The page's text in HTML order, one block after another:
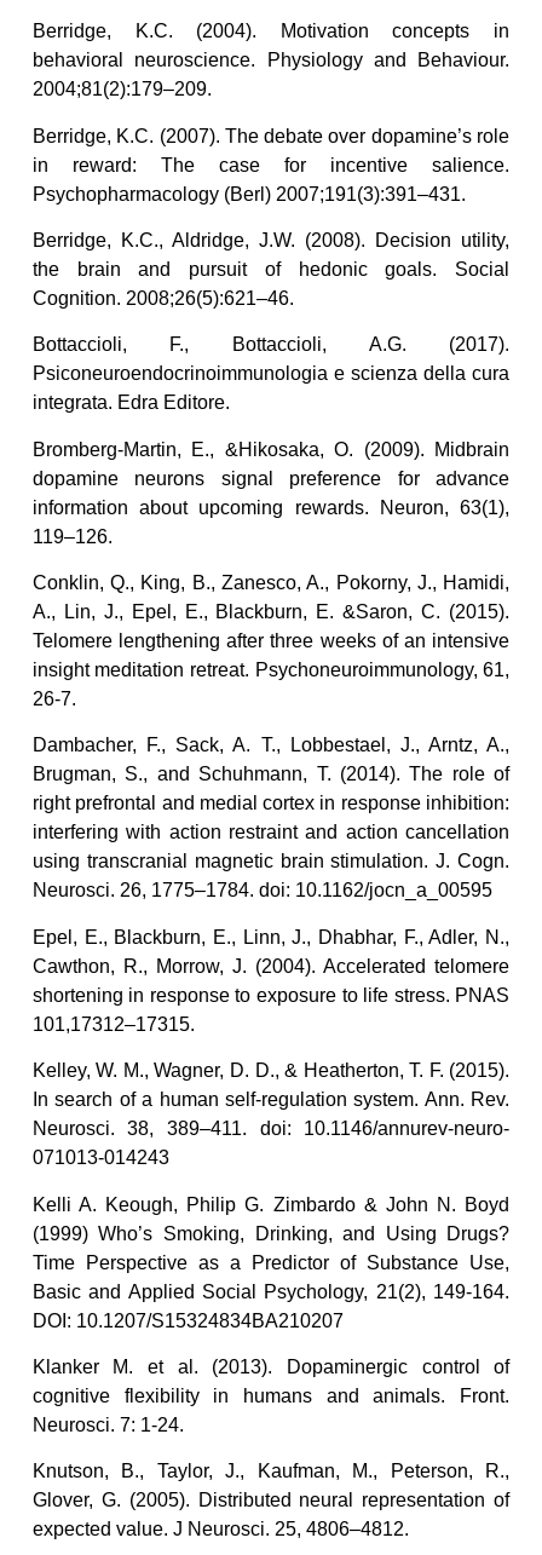
Berridge, K.C. (2004). Motivation concepts in
behavioral neuroscience. Physiology and Behaviour.
2004;81(2):179–209.
Berridge, K.C. (2007). The debate over dopamine’s role
in reward: The case for incentive salience.
Psychopharmacology (Berl) 2007;191(3):391–431.
Berridge, K.C., Aldridge, J.W. (2008). Decision utility,
the brain and pursuit of hedonic goals. Social
Cognition. 2008;26(5):621–46.
Bottaccioli, F., Bottaccioli, A.G. (2017).
Psiconeuroendocrinoimmunologia e scienza della cura
integrata. Edra Editore.
Bromberg-Martin, E., &Hikosaka, O. (2009). Midbrain
dopamine neurons signal preference for advance
information about upcoming rewards. Neuron, 63(1),
119–126.
Conklin, Q., King, B., Zanesco, A., Pokorny, J., Hamidi,
A., Lin, J., Epel, E., Blackburn, E. &Saron, C. (2015).
Telomere lengthening after three weeks of an intensive
insight meditation retreat. Psychoneuroimmunology, 61,
26-7.
Dambacher, F., Sack, A. T., Lobbestael, J., Arntz, A.,
Brugman, S., and Schuhmann, T. (2014). The role of
right prefrontal and medial cortex in response inhibition:
interfering with action restraint and action cancellation
using transcranial magnetic brain stimulation. J. Cogn.
Neurosci. 26, 1775–1784. doi: 10.1162/jocn_a_00595
Epel, E., Blackburn, E., Linn, J., Dhabhar, F., Adler, N.,
Cawthon, R., Morrow, J. (2004). Accelerated telomere
shortening in response to exposure to life stress. PNAS
101,17312–17315.
Kelley, W. M., Wagner, D. D., & Heatherton, T. F. (2015).
In search of a human self-regulation system. Ann. Rev.
Neurosci. 38, 389–411. doi: 10.1146/annurev-neuro-
071013-014243
Kelli A. Keough, Philip G. Zimbardo & John N. Boyd
(1999) Who’s Smoking, Drinking, and Using Drugs?
Time Perspective as a Predictor of Substance Use,
Basic and Applied Social Psychology, 21(2), 149-164.
DOI: 10.1207/S15324834BA210207
Klanker M. et al. (2013). Dopaminergic control of
cognitive flexibility in humans and animals. Front.
Neurosci. 7: 1-24.
Knutson, B., Taylor, J., Kaufman, M., Peterson, R.,
Glover, G. (2005). Distributed neural representation of
expected value. J Neurosci. 25, 4806–4812.